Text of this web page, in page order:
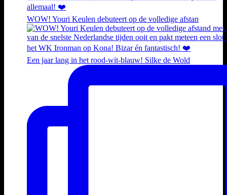
WOW! Youri Keulen debuteert op de volledige afstan
Een jaar lang in het rood-wit-blauw! Silke de Wold